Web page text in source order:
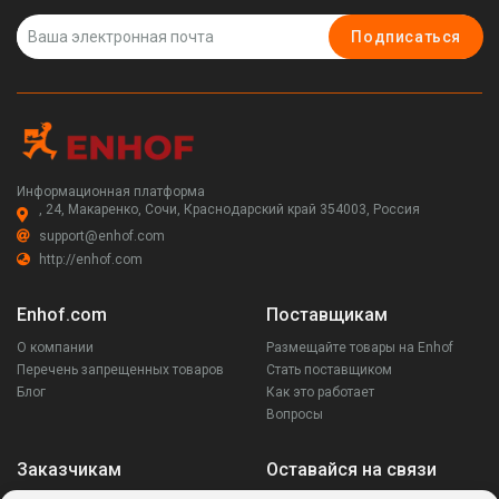
Подписаться
Информационная платформа
, 24, Макаренко, Сочи, Краснодарский край 354003, Россия
support@enhof.com
http://enhof.com
Enhof.com
О компании
Перечень запрещенных товаров
Блог
Поставщикам
Размещайте товары на Enhof
Стать поставщиком
Как это работает
Вопросы
Заказчикам Оставайся на связи